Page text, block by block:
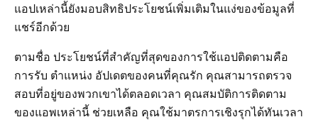
แอปเหล่านี้ยังมอบสิทธิประโยชน์เพิ่มเติมในแง่ของข้อมูลที่
แชร์อีกด้วย
ตามชื่อ ประโยชน์ที่สำคัญที่สุดของการใช้แอปติดตามคือ
การรับ ตำแหน่ง อัปเดตของคนที่คุณรัก คุณสามารถตรวจ
สอบที่อยู่ของพวกเขาได้ตลอดเวลา คุณสมบัติการติดตาม
ของแอพเหล่านี้ ช่วยเหลือ คุณใช้มาตรการเชิงรุกได้ทันเวลา